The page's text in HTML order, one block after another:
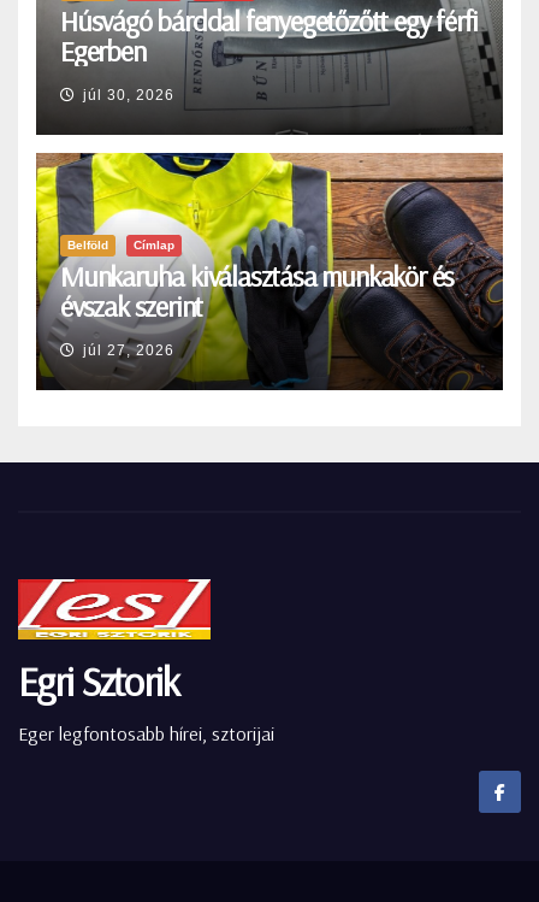
Húsvágó bárddal fenyegetőzőtt egy férfi
Egerben
júl 30, 2026
Belföld Címlap
Munkaruha kiválasztása munkakör és
évszak szerint
júl 27, 2026
Egri Sztorik
Eger legfontosabb hírei, sztorijai